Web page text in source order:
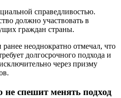
справедливостью.
должно участвовать в
граждан страны.
неоднократно отмечал, что
долгосрочного подхода и
через призму
не спешит менять подход